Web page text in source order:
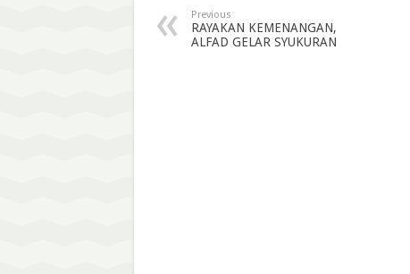
Previous
RAYAKAN KEMENANGAN,
ALFAD GELAR SYUKURAN